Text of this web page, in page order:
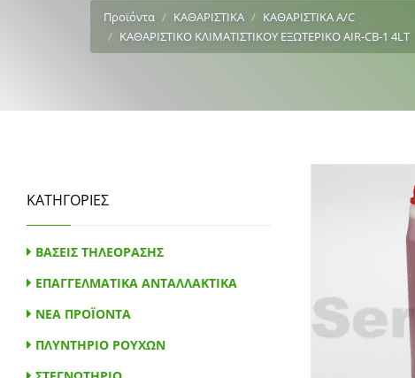
Προϊόντα ΚΑΘΑΡΙΣΤΙΚΑ
ΚΑΘΑΡΙΣΤΙΚΑ A/C
ΚΑΘΑΡΙΣΤΙΚΟ ΚΛΙΜΑΤΙΣΤΙΚΟY ΕΞΩΤΕΡΙΚΟ AIR-CB-1 4LT
ΚΑΤΗΓΟΡΙΕΣ
ΒΑΣΕΙΣ ΤΗΛΕΟΡΑΣΗΣ
ΕΠΑΓΓΕΛΜΑΤΙΚΑ ΑΝΤΑΛΛΑΚΤΙΚΑ
ΝΕΑ ΠΡΟΪΟΝΤΑ
ΠΛΥΝΤΗΡΙΟ ΡΟΥΧΩΝ